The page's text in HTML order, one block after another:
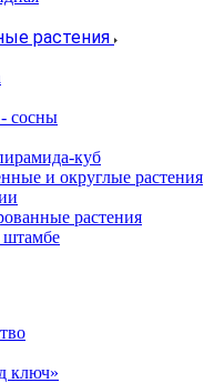
растения
сосны
куб
и округлые растения
растения
ключ»